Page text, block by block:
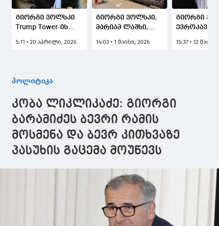
გიორგი ვოლსკი
Trump Tower-ის
პროექტზე:
მსოფლიოსთვის
კვლავ გახდება
საყურადღებო და
მიმზიდველი
5:11 • 20 აპრილი, 2026
გიორგი ვოლსკი,
მარიამ ლაშხი,
გამოვიდნენ
14:03 • 1 მაისი, 2026
გიორგი
15:37 • 12
პოლიტიკა
კობა ლიკლიკაძე: გიორგი
ბარამიძეს ბევრი რამის
მოსმენა და ბევრ კითხვაზე
პასუხის გაცემა მოუწევს